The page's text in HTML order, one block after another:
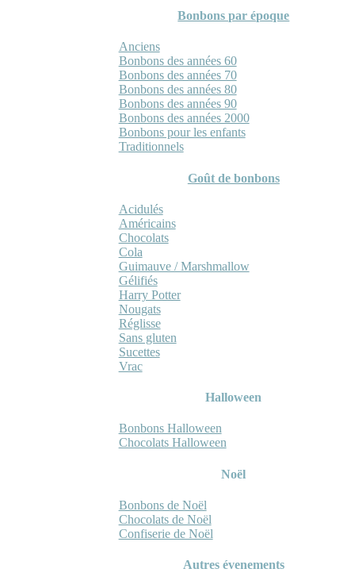
Bonbons par époque
Anciens
Bonbons des années 60
Bonbons des années 70
Bonbons des années 80
Bonbons des années 90
Bonbons des années 2000
Bonbons pour les enfants
Traditionnels
Goût de bonbons
Acidulés
Américains
Chocolats
Cola
Guimauve / Marshmallow
Gélifiés
Harry Potter
Nougats
Réglisse
Sans gluten
Sucettes
Vrac
Halloween
Bonbons Halloween
Chocolats Halloween
Noël
Bonbons de Noël
Chocolats de Noël
Confiserie de Noël
Autres évenements